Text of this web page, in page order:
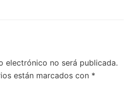
electrónico no será publicada.
están marcados con *